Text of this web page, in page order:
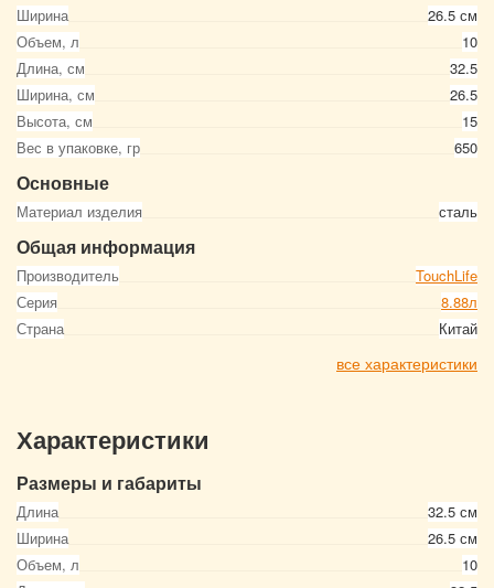
Ширина
26.5 см
Объем, л
10
Длина, см
32.5
Ширина, см
26.5
Высота, см
15
Вес в упаковке, гр
650
Основные
Материал изделия сталь
Общая информация
Производитель
TouchLife
Серия
8.88л
Страна
Китай
все характеристики
Характеристики
Размеры и габариты
Длина
32.5 см
Ширина
26.5 см
Объем, л
10